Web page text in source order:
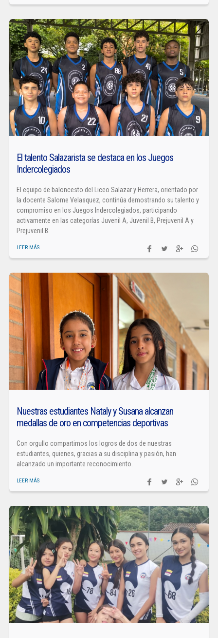
El talento Salazarista se destaca en los Juegos
Indercolegiados
El equipo de baloncesto del Liceo Salazar y Herrera, orientado por
la docente Salome Velasquez, continúa demostrando su talento y
compromiso en los Juegos Indercolegiados, participando
activamente en las categorías Juvenil A, Juvenil B, Prejuvenil A y
Prejuvenil B.
LEER MÁS
Nuestras estudiantes Nataly y Susana alcanzan
medallas de oro en competencias deportivas
Con orgullo compartimos los logros de dos de nuestras
estudiantes, quienes, gracias a su disciplina y pasión, han
alcanzado un importante reconocimiento.
LEER MÁS